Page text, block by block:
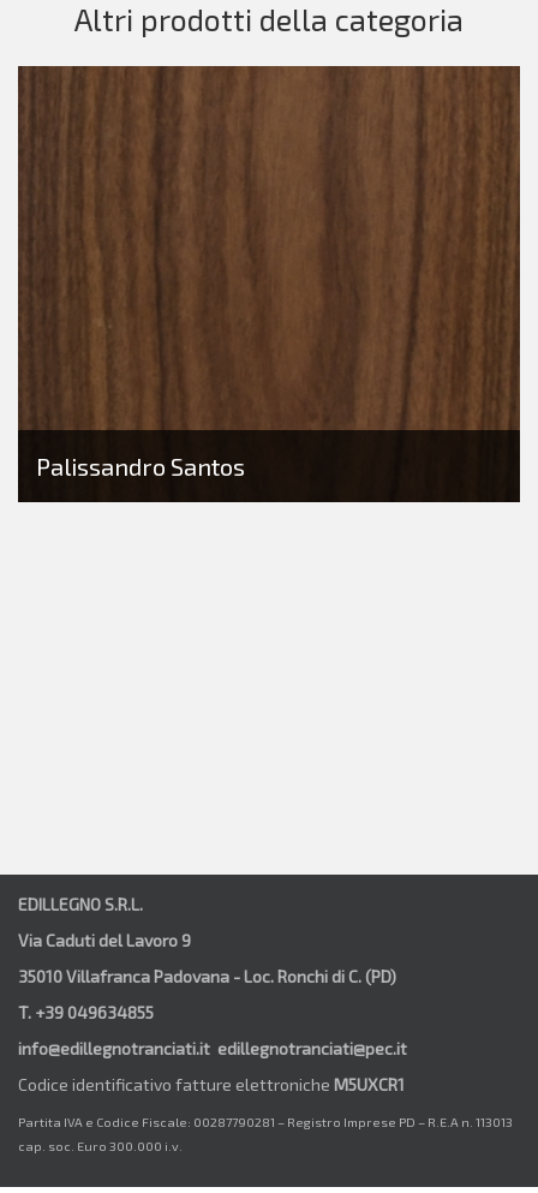
Altri prodotti della categoria
Palissandro Santos
EDILLEGNO S.R.L.
Via Caduti del Lavoro 9
35010 Villafranca Padovana - Loc. Ronchi di C. (PD)
T. +39 049634855
info@edillegnotranciati.it edillegnotranciati@pec.it
Codice identificativo fatture elettroniche M5UXCR1
Partita IVA e Codice Fiscale: 00287790281 – Registro Imprese PD – R.E.A n. 113013
cap. soc. Euro 300.000 i.v.